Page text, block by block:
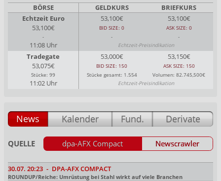
BÖRSE GELDKURS
BRIEFKURS
Echtzeit Euro
53,100€
53,100€
53,100€
BID SIZE: 0
ASK SIZE: 0
-
- -
11:08 Uhr Echtzeit-Preisindikation
Tradegate 53,000€
53,150€
53,075€
BID SIZE: 150
ASK SIZE: 150
Stücke: 99
Stücke gesamt: 1.554 Volumen: 82.745,500€
11:02 Uhr Echtzeit-Preisindikation
News Kalender Fund. Derivate
QUELLE dpa-AFX Compact Newscrawler
30.07. 20:23 - DPA-AFX COMPACT
ROUNDUP/Reiche: Umrüstung bei Stahl wirkt auf viele Branchen